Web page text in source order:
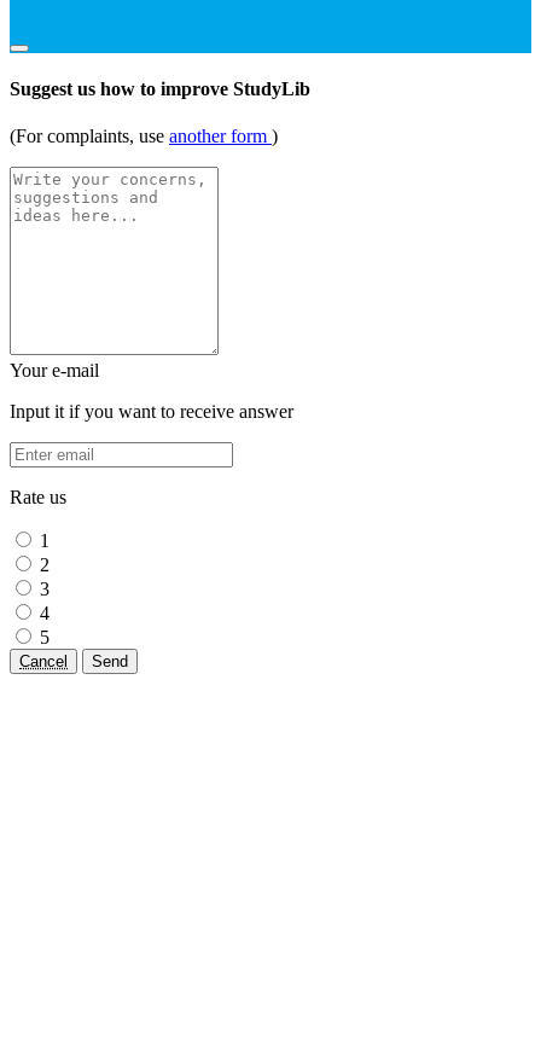
Suggest us how to improve StudyLib
(For complaints, use another form )
Your e-mail
Input it if you want to receive answer
Rate us
1
2
3
4
5
Cancel Send